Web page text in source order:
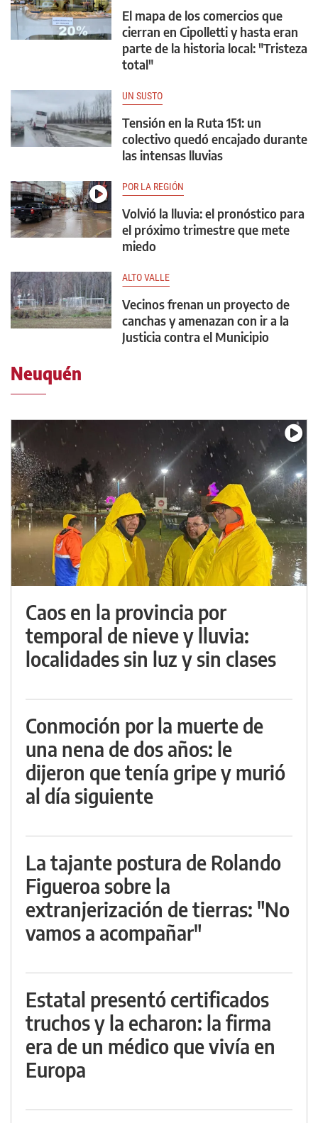
El mapa de los comercios que
cierran en Cipolletti y hasta eran
parte de la historia local: "Tristeza
total"
UN SUSTO
Tensión en la Ruta 151: un
colectivo quedó encajado durante
las intensas lluvias
POR LA REGIÓN
Volvió la lluvia: el pronóstico para
el próximo trimestre que mete
miedo
ALTO VALLE
Vecinos frenan un proyecto de
canchas y amenazan con ir a la
Justicia contra el Municipio
Neuquén
Caos en la provincia por
temporal de nieve y lluvia:
localidades sin luz y sin clases
Conmoción por la muerte de
una nena de dos años: le
dijeron que tenía gripe y murió
al día siguiente
La tajante postura de Rolando
Figueroa sobre la
extranjerización de tierras: "No
vamos a acompañar"
Estatal presentó certificados
truchos y la echaron: la firma
era de un médico que vivía en
Europa